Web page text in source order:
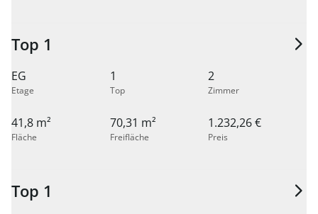
Top 1
EG
Etage
1
Top
2
Zimmer
41,8 m²
Fläche
70,31 m²
Freifläche
1.232,26 €
Preis
Top 1